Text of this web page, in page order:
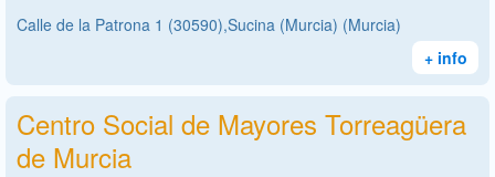
Calle de la Patrona 1 (30590),Sucina (Murcia) (Murcia)
+ info
Centro Social de Mayores Torreagüera
de Murcia